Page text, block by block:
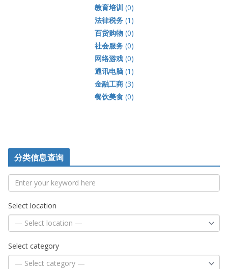
教育培训 (0)
法律税务(1)
百货购物(0)
社会服务(0)
网络游戏(0)
通讯电脑(1)
金融工商(3)
餐饮美食(0)
分类信息查询
Select location
Select category